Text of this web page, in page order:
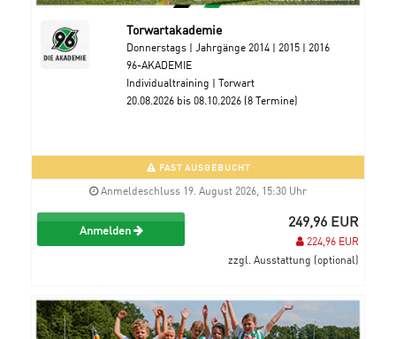
Torwartakademie
Donnerstags | Jahrgänge 2014 | 2015 | 2016
96-AKADEMIE
Individualtraining | Torwart
20.08.2026 bis 08.10.2026 (8 Termine)
FAST AUSGEBUCHT
Anmeldeschluss 19. August 2026, 15:30 Uhr
Anmelden 249,96 EUR
224,96 EUR
zzgl. Ausstattung (optional)